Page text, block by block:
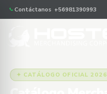
Contáctanos +56981390993
✦ CATÁLOGO OFICIAL 2026